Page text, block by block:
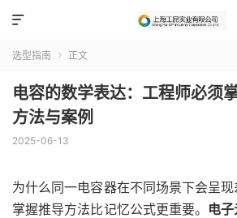

选型指南  正文
电容的数学表达：工程师必须
方法与案例
2025-06-13
为什么同一电容器在不同场景下会呈现
掌握推导方法比记忆公式更重要。 电